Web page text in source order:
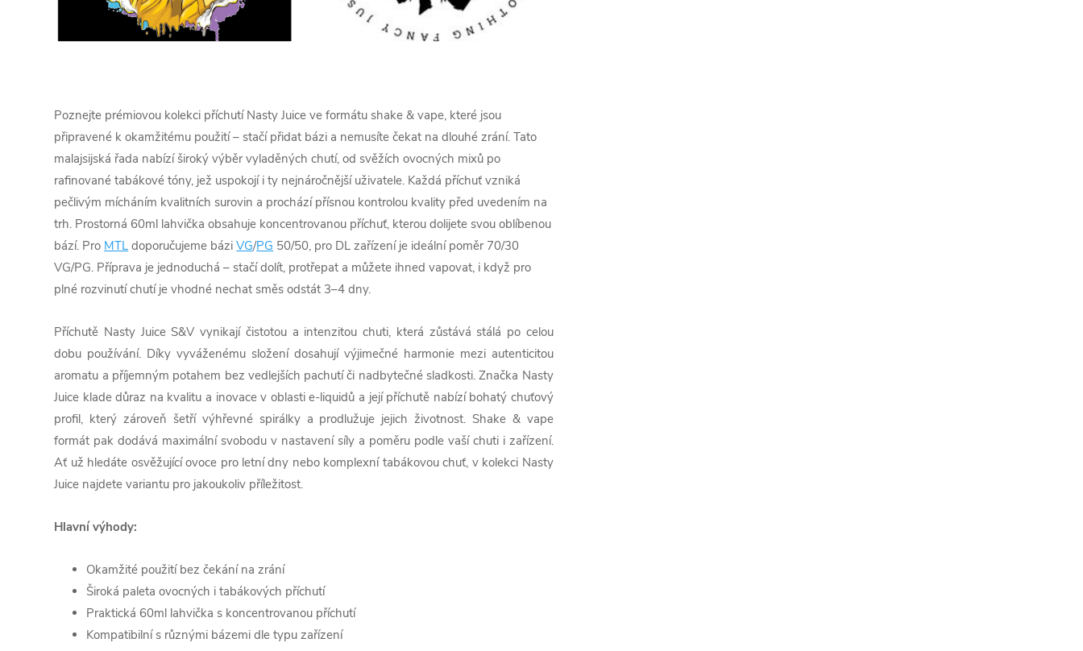
Poznejte prémiovou kolekci příchutí Nasty Juice ve formátu shake & vape, které jsou
připravené k okamžitému použití – stačí přidat bázi a nemusíte čekat na dlouhé zrání. Tato
malajsijská řada nabízí široký výběr vyladěných chutí, od svěžích ovocných mixů po
rafinované tabákové tóny, jež uspokojí i ty nejnáročnější uživatele. Každá příchuť vzniká
pečlivým mícháním kvalitních surovin a prochází přísnou kontrolou kvality před uvedením na
trh. Prostorná 60ml lahvička obsahuje koncentrovanou příchuť, kterou dolijete svou oblíbenou
bází. Pro MTL doporučujeme báziVG/PG 50/50, pro DL zařízení je ideální poměr 70/30
VG/PG. Příprava je jednoduchá – stačí dolít, protřepat a můžete ihned vapovat, i když pro
plné rozvinutí chutí je vhodné nechat směs odstát 3–4 dny.
Příchutě Nasty Juice S&V vynikají čistotou a intenzitou chuti, která zůstává stálá po celou
dobu používání. Díky vyváženému složení dosahují výjimečné harmonie mezi autenticitou
aromatu a příjemným potahem bez vedlejších pachutí či nadbytečné sladkosti. Značka Nasty
Juice klade důraz na kvalitu a inovace v oblasti e-liquidů a její příchutě nabízí bohatý chuťový
profil, který zároveň šetří výhřevné spirálky a prodlužuje jejich životnost. Shake & vape
formát pak dodává maximální svobodu v nastavení síly a poměru podle vaší chuti i zařízení.
Ať už hledáte osvěžující ovoce pro letní dny nebo komplexní tabákovou chuť, v kolekci Nasty
Juice najdete variantu pro jakoukoliv příležitost.
Hlavní výhody:
Okamžité použití bez čekání na zrání
Široká paleta ovocných i tabákových příchutí
Praktická 60ml lahvička s koncentrovanou příchutí
Kompatibilní s různými bázemi dle typu zařízení